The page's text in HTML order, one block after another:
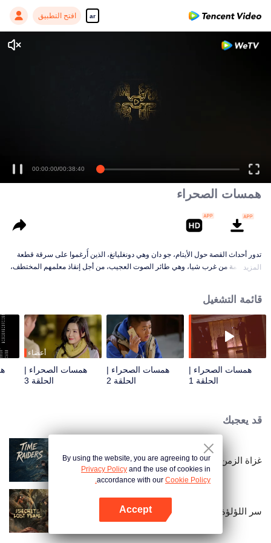
ar افتح التطبيق
00:00:00/00:38:40
همسات الصحراء
تدور أحداث القصة حول الأيتام، جو دان وهي دونغليانغ، الذين أُرغموا على سرقة قطعة
أثرية قديمة من غرب شيا، وهي طائر الصوت العجيب، من أجل إنقاذ معلمهم المختطف،
قواهما لكشف مؤامرة صادمة من قبل نقابة دولية لسرقة المقابر للاستيلاء على كنوز
الأمة.
المزيد
قائمة التشغيل
همسات الصحراء |
الحلقة 1
همسات الصحراء |
الحلقة 2
أعضاء
همسات الصحراء |
الحلقة 3
قد يعجبك
غزاة الزمن
سر اللؤلؤة المفقودة
By using the website, you are agreeing to our
Privacy Policy and the use of cookies in
accordance with our Cookie Policy.
Accept